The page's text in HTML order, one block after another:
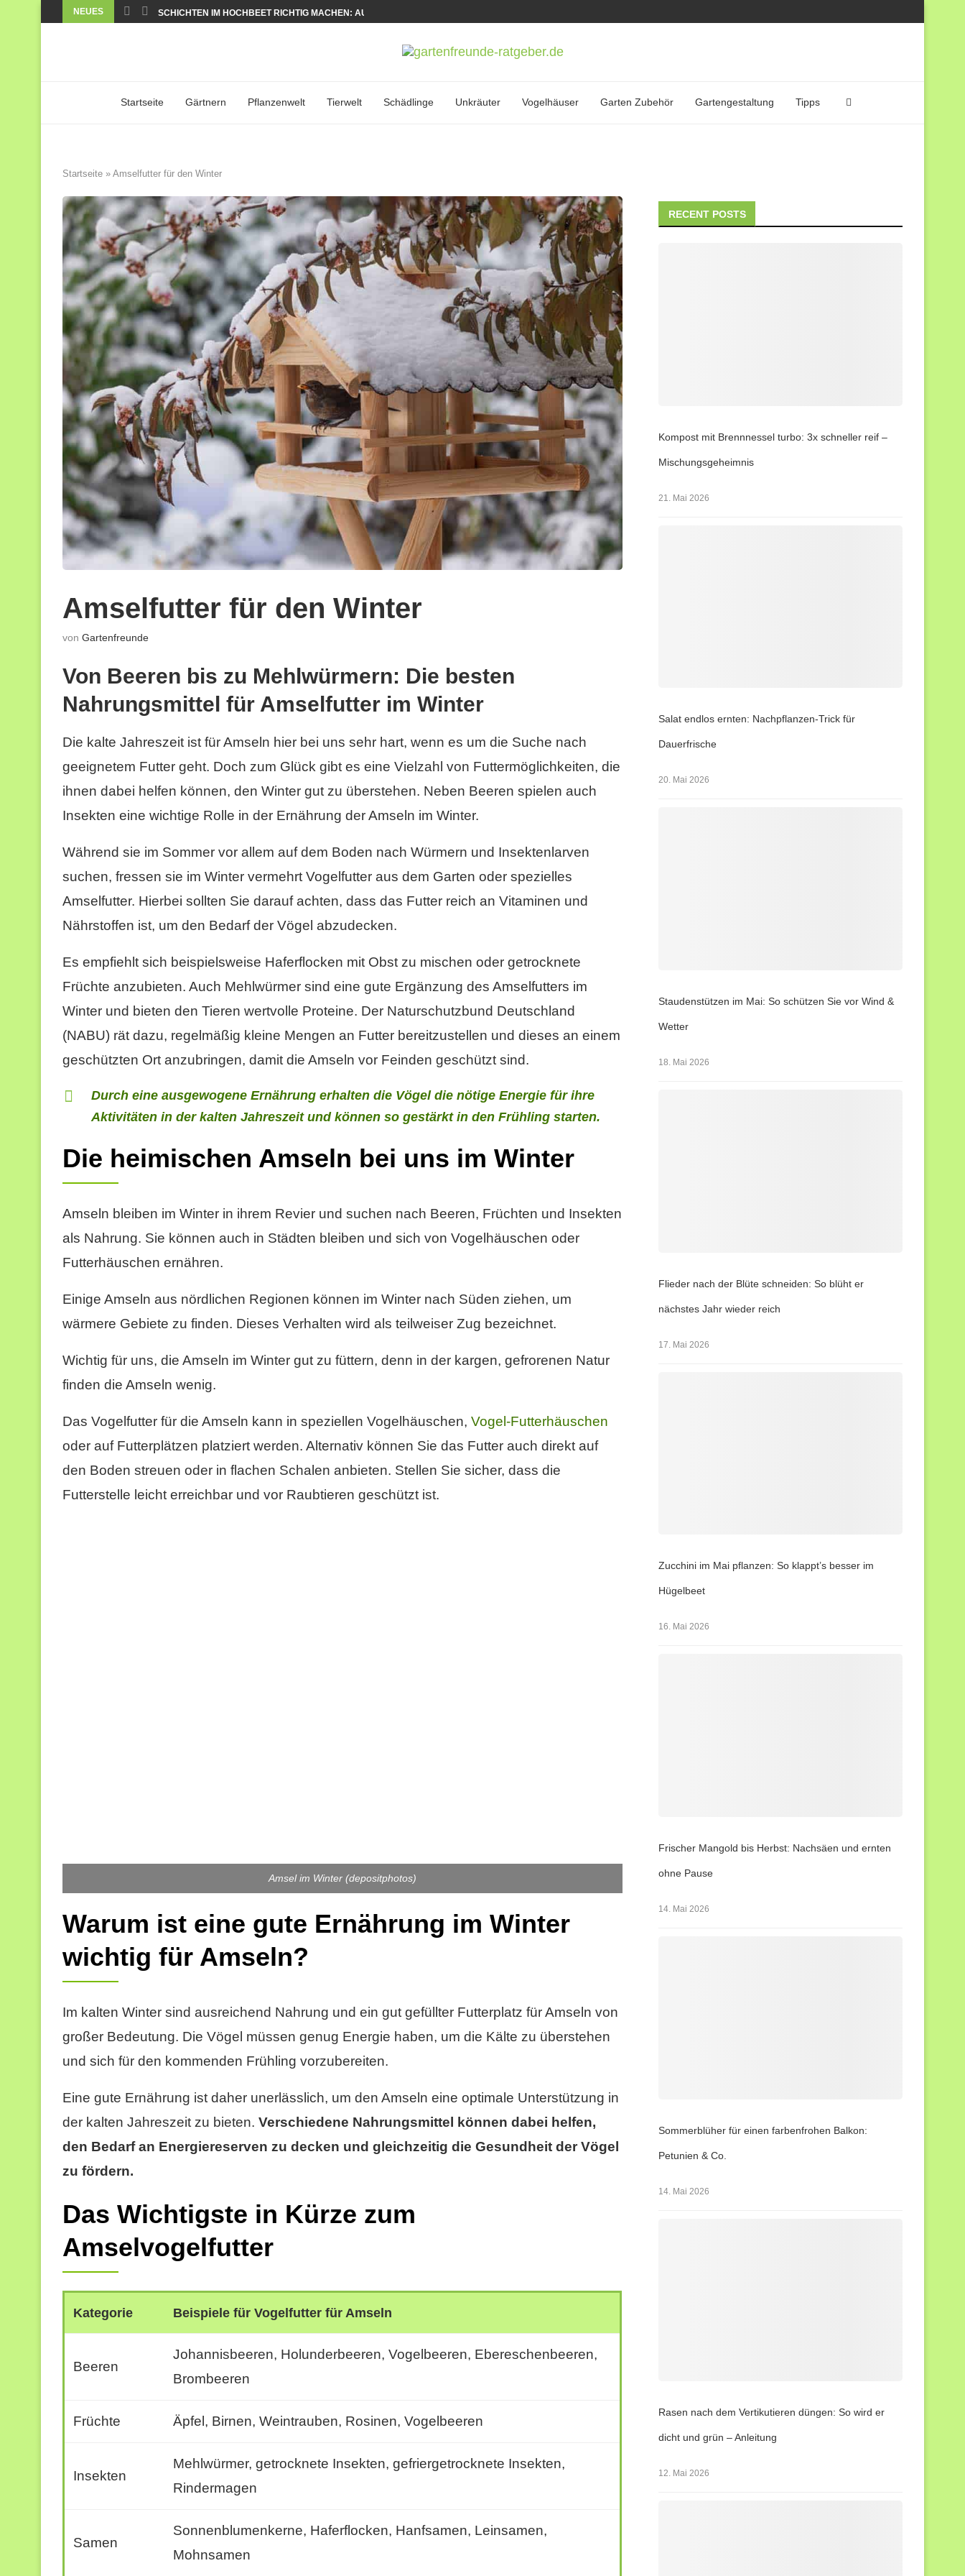
NEUES SCHICHTEN IM HOCHBEET RICHTIG MACHEN: AUFBAU, MATERIALIEN UND...
Startseite Gärtnern Pflanzenwelt Tierwelt Schädlinge Unkräuter Vogelhäuser Garten Zubehör Gartengestaltung Tipps
Startseite » Amselfutter für den Winter
Amselfutter für den Winter
von Gartenfreunde
Von Beeren bis zu Mehlwürmern: Die besten
Nahrungsmittel für Amselfutter im Winter
Die kalte Jahreszeit ist für Amseln hier bei uns sehr hart, wenn es um die Suche nach
geeignetem Futter geht. Doch zum Glück gibt es eine Vielzahl von Futtermöglichkeiten, die
ihnen dabei helfen können, den Winter gut zu überstehen. Neben Beeren spielen auch
Insekten eine wichtige Rolle in der Ernährung der Amseln im Winter.
Während sie im Sommer vor allem auf dem Boden nach Würmern und Insektenlarven
suchen, fressen sie im Winter vermehrt Vogelfutter aus dem Garten oder spezielles
Amselfutter. Hierbei sollten Sie darauf achten, dass das Futter reich an Vitaminen und
Nährstoffen ist, um den Bedarf der Vögel abzudecken.
Es empfiehlt sich beispielsweise Haferflocken mit Obst zu mischen oder getrocknete
Früchte anzubieten. Auch Mehlwürmer sind eine gute Ergänzung des Amselfutters im
Winter und bieten den Tieren wertvolle Proteine. Der Naturschutzbund Deutschland
(NABU) rät dazu, regelmäßig kleine Mengen an Futter bereitzustellen und dieses an einem
geschützten Ort anzubringen, damit die Amseln vor Feinden geschützt sind.
Durch eine ausgewogene Ernährung erhalten die Vögel die nötige Energie für ihre
Aktivitäten in der kalten Jahreszeit und können so gestärkt in den Frühling starten.
Die heimischen Amseln bei uns im Winter
Amseln bleiben im Winter in ihrem Revier und suchen nach Beeren, Früchten und Insekten
als Nahrung. Sie können auch in Städten bleiben und sich von Vogelhäuschen oder
Futterhäuschen ernähren.
Einige Amseln aus nördlichen Regionen können im Winter nach Süden ziehen, um
wärmere Gebiete zu finden. Dieses Verhalten wird als teilweiser Zug bezeichnet.
Wichtig für uns, die Amseln im Winter gut zu füttern, denn in der kargen, gefrorenen Natur
finden die Amseln wenig.
Das Vogelfutter für die Amseln kann in speziellen Vogelhäuschen, Vogel-Futterhäuschen
oder auf Futterplätzen platziert werden. Alternativ können Sie das Futter auch direkt auf
den Boden streuen oder in flachen Schalen anbieten. Stellen Sie sicher, dass die
Futterstelle leicht erreichbar und vor Raubtieren geschützt ist.
Amsel im Winter (depositphotos)
Warum ist eine gute Ernährung im Winter
wichtig für Amseln?
Im kalten Winter sind ausreichend Nahrung und ein gut gefüllter Futterplatz für Amseln von
großer Bedeutung. Die Vögel müssen genug Energie haben, um die Kälte zu überstehen
und sich für den kommenden Frühling vorzubereiten.
Eine gute Ernährung ist daher unerlässlich, um den Amseln eine optimale Unterstützung in
der kalten Jahreszeit zu bieten. Verschiedene Nahrungsmittel können dabei helfen,
den Bedarf an Energiereserven zu decken und gleichzeitig die Gesundheit der Vögel
zu fördern.
Das Wichtigste in Kürze zum
Amselvogelfutter
Kategorie Beispiele für Vogelfutter für Amseln
Beeren
Johannisbeeren, Holunderbeeren, Vogelbeeren, Ebereschenbeeren,
Brombeeren
Früchte Äpfel, Birnen, Weintrauben, Rosinen, Vogelbeeren
Insekten
Mehlwürmer, getrocknete Insekten, gefriergetrocknete Insekten,
Rindermagen
Samen
Sonnenblumenkerne, Haferflocken, Hanfsamen, Leinsamen,
Mohnsamen
RECENT POSTS
Kompost mit Brennnessel turbo: 3x schneller reif –
Mischungsgeheimnis
21. Mai 2026
Salat endlos ernten: Nachpflanzen-Trick für
Dauerfrische
20. Mai 2026
Staudenstützen im Mai: So schützen Sie vor Wind &
Wetter
18. Mai 2026
Flieder nach der Blüte schneiden: So blüht er
nächstes Jahr wieder reich
17. Mai 2026
Zucchini im Mai pflanzen: So klappt’s besser im
Hügelbeet
16. Mai 2026
Frischer Mangold bis Herbst: Nachsäen und ernten
ohne Pause
14. Mai 2026
Sommerblüher für einen farbenfrohen Balkon:
Petunien & Co.
14. Mai 2026
Rasen nach dem Vertikutieren düngen: So wird er
dicht und grün – Anleitung
12. Mai 2026